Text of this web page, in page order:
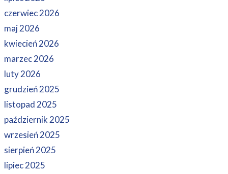
czerwiec 2026
maj 2026
kwiecień 2026
marzec 2026
luty 2026
grudzień 2025
listopad 2025
październik 2025
wrzesień 2025
sierpień 2025
lipiec 2025